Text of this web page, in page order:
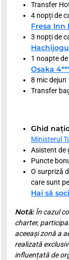
Transfer
4 nopți de
Fresa Inn
3 nopți de
1 noapte
Osaka
8 mic dejun
Transfer
Ghid
Ministerul
Asistent de
Puncte
O surpriză
care sunt
Hai să
Notă:În cazul
charter,
aceeași zonă a
realizată
influențată de